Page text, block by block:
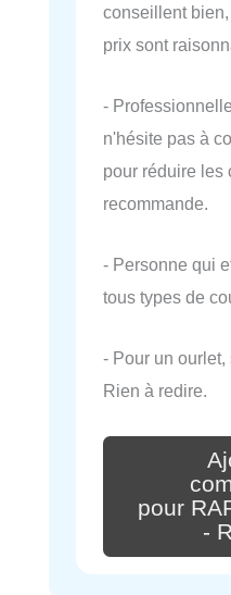
conseillent
prix sont
-
n'hésite pas à
pour réduire les
recommande.
- Personne qui
tous types de
- Pour un
Rien à redire.
pour
-